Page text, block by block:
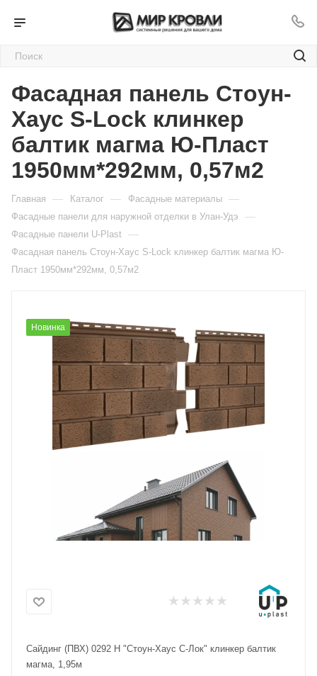
Фасадная панель Стоун-
Хаус S-Lock клинкер
балтик магма Ю-Пласт
1950мм*292мм, 0,57м2
Главная — Каталог — Фасадные материалы —
Фасадные панели для наружной отделки в Улан-Удэ —
Фасадные панели U-Plast —
Фасадная панель Стоун-Хаус S-Lock клинкер балтик магма Ю-
Пласт 1950мм*292мм, 0,57м2
Новинка
Сайдинг (ПВХ) 0292 H "Стоун-Хаус С-Лок" клинкер балтик
магма, 1,95м